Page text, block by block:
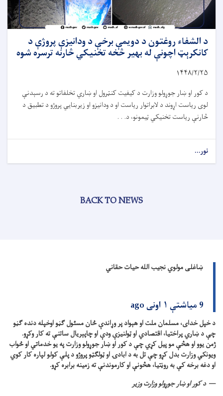
د الشفاء روغتون د دویمې برخې د ودانیزې پروژې د
کانکرېټ اچونې له بهیر څخه تخنیکي څارنه ترسره شوه
۱۴۴۸/۲/۲۵
د کور او ښار جوړولو وزارت د کیفیت کنټرول او ښاري تخلفاتو ته د رسېدنې
لوی ریاست اړوند د لابراتوار ریاست او د ودانیزو او زیربنایي پروژو د تطبیق د
څارنې ریاست تخنیکي ټیمونو، د. . .
نور...
BACK TO NEWS
ښاغلی مولوي نجیب الله حیات حقاني
9 میاشتې ۱ اونی ago
د خپل خدای، مسلمان ملت او هېواد پر وړاندې ځان مسئول ګڼو اوخپله دنده ګڼو
چې د ښاري پراختیا، اقتصادي او ټولنیزې ودې او چاپېریال ساتنې ته کار وکړو.
ژمن یوو او هڅې مو پیل کړي چې د کور او ښار جوړولو وزارت په یو خدماتي او ځواب
ویونکي وزارت بدل کړو چې تل به د ابادۍ او ټولګټو پروژو د پلې کولو لپاره کار کوي
او دغه برخه کې به روڼتیا، هڅونې او کارموندنې ته زمینه برابره کړو.
د کور او ښار جوړولو وزارت وزیر